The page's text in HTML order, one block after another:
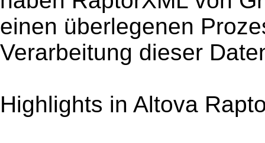
einen überlegenen
Verarbeitung dieser
Highlights in Altova